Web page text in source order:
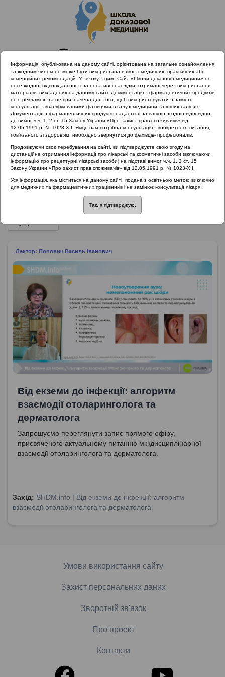
Головна
Проведені заходи
SHDM.info | Від екземи до інфекції: алгоритм взаємодії
отоларинголога та дерматолога
SHDM.info | Від екземи до інфекції:
алгоритм взаємодії отоларинголога
та дерматолога
Лектор: Попович Василь Іванович
Від екземи до інфекції: алгоритм
взаємодії отоларинголога та
дерматолога
Запрошуємо переглянути запис прямого ефіру,
присвяченого актуальному питанню міждисциплінарної
взаємодії отоларинголога та дерматолога.
Захід: SHDM.info | Від екземи до інфекції: алгоритм
взаємодії отоларинголога та дерматолога
Умови використання сайту
Захист персональних даних
Зворотній зв'язок
Про проект
Контакти
Інформація, опублікована на даному сайті, орієнтована на загальне ознайомлення
та жодним чином не може бути використана в якості медичних, практичних або
комерційних рекомендацій. У зв’язку з цим, Сайт «Школи доказової медицини» не
несе жодної відповідальності за негативні наслідки, отримані через використання
матеріалів, викладених на даному сайті. Документація з фармацевтичних продуктів
не є рекламою та не призначена для того, щоб використовувати її замість
консультації з кваліфікованими фахівцями в галузі медицини та інших галузях.
Документація з фармацевтичних продуктів надається за вашою згодою відповідно
до вимог ч.ч. 1, 2 ст. 15 Закону України «Про захист прав споживачів» від
12.05.1991 р. № 1023-XII. Якщо вам потрібна консультація з конкретного питання,
пов’язаного зі здоров’ям, необхідно звернутися до фахівців- професіоналів.
Продовжуючи своє перебування на сайті, ви підтверджуєте свою згоду на
дистанційне отримання інформації про лікарські та косметичні засоби (включаючи
інформацію про рецептурні лікарські засоби) на підставі вимог ч.ч. 1, 2 ст. 15
Закону України «Про захист прав споживачів» від 12.05.1991 р. № 1023-XII.
Уся інформація, яка міститься на даному сайті, подана з освітньою метою виключно
для медичних та фармацевтичних працівників і не замінює консультації лікаря.
Так, я підтверджую.